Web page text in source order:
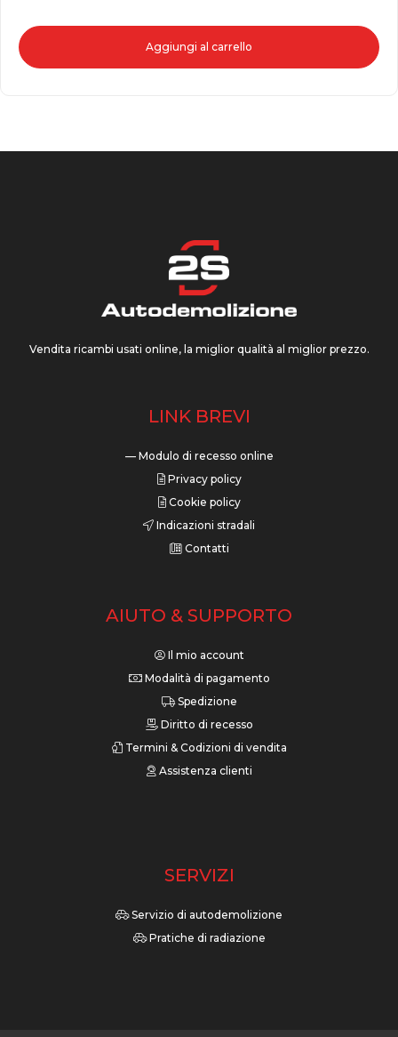
Aggiungi al carrello
Vendita ricambi usati online, la miglior qualità al miglior prezzo.
LINK BREVI
— Modulo di recesso online
Privacy policy
Cookie policy
Indicazioni stradali
Contatti
AIUTO & SUPPORTO
Il mio account
Modalità di pagamento
Spedizione
Diritto di recesso
Termini & Codizioni di vendita
Assistenza clienti
SERVIZI
Servizio di autodemolizione
Pratiche di radiazione